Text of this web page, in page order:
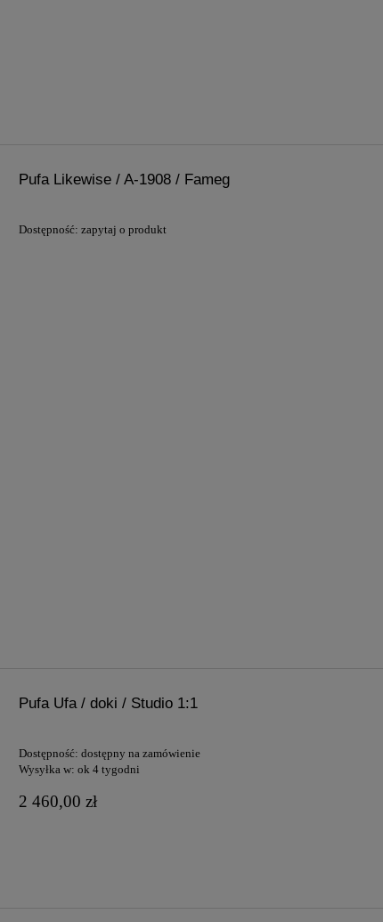
Pufa Likewise / A-1908 / Fameg
Dostępność: zapytaj o produkt
Pufa Ufa / doki / Studio 1:1
Dostępność: dostępny na zamówienie
Wysyłka w: ok 4 tygodni
2 460,00 zł